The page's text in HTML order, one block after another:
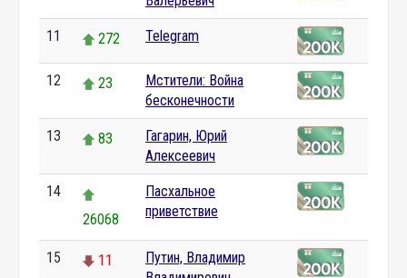
11 272 Telegram
12 23
Мстители: Война
бесконечности
13 83
Гагарин, Юрий
Алексеевич
14
26068
Пасхальное
приветствие
15 11
Путин, Владимир